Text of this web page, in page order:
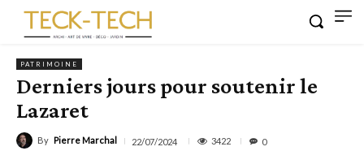
PATRIMOINE
Derniers jours pour soutenir le
Lazaret
By Pierre Marchal 22/07/2024 3422 0